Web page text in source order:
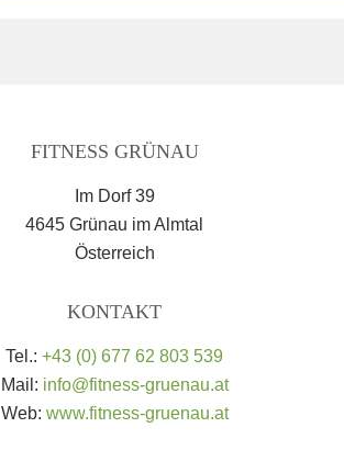
FITNESS GRÜNAU
Im Dorf 39
4645 Grünau im Almtal
Österreich
KONTAKT
Tel.: +43 (0) 677 62 803 539
Mail: info@fitness-gruenau.at
Web: www.fitness-gruenau.at